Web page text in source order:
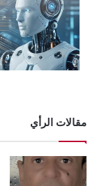
مقالات الرأي